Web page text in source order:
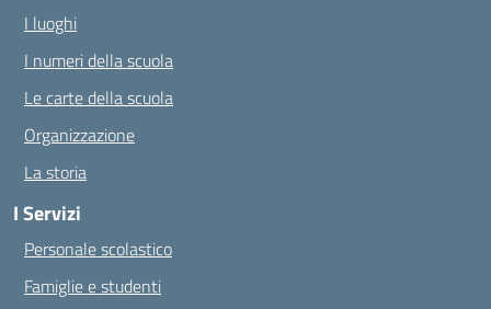
I luoghi
I numeri della scuola
Le carte della scuola
Organizzazione
La storia
I Servizi
Personale scolastico
Famiglie e studenti